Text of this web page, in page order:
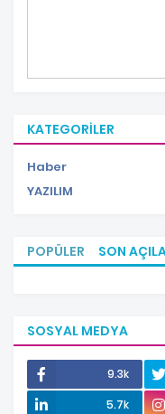
KATEGORILER
Haber
YAZILIM
POPÜLER SON
SOSYAL MEDYA
9.3k
5.7k